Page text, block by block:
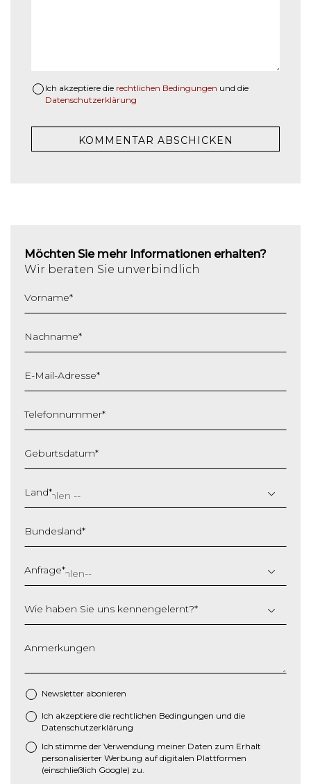
Ich akzeptiere die rechtlichen Bedingungen und die
Datenschutzerklärung
Möchten Sie mehr Informationen erhalten?
Wir beraten Sie unverbindlich
Vorname*
Nachname*
E-Mail-Adresse*
Telefonnummer*
Geburtsdatum*
T
S
h
ä
g
t
r
i
h
M
S
h
Land*
Bundesland*
Anfrage*
Wie haben Sie uns kennengelernt?*
Anmerkungen
Newsletter abonieren
* Ich akzeptiere die rechtlichen Bedingungen und die
Datenschutzerklärung
Ich stimme der Verwendung meiner Daten zum Erhalt
personalisierter Werbung auf digitalen Plattformen
(einschließlich Google) zu.